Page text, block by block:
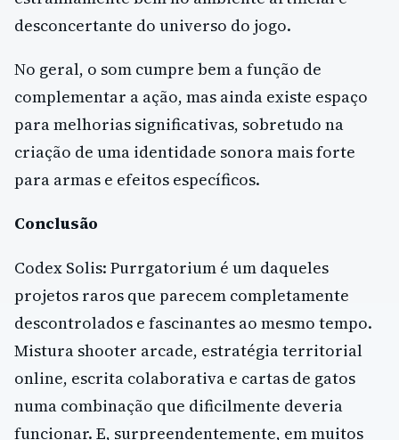
desconcertante do universo do jogo.
No geral, o som cumpre bem a função de
complementar a ação, mas ainda existe espaço
para melhorias significativas, sobretudo na
criação de uma identidade sonora mais forte
para armas e efeitos específicos.
Conclusão
Codex Solis: Purrgatorium é um daqueles
projetos raros que parecem completamente
descontrolados e fascinantes ao mesmo tempo.
Mistura shooter arcade, estratégia territorial
online, escrita colaborativa e cartas de gatos
numa combinação que dificilmente deveria
funcionar. E, surpreendentemente, em muitos